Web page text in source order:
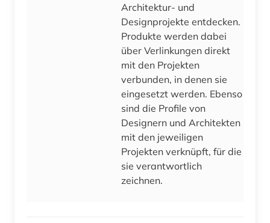
Architektur- und
Designprojekte entdecken.
Produkte werden dabei
über Verlinkungen direkt
mit den Projekten
verbunden, in denen sie
eingesetzt werden. Ebenso
sind die Profile von
Designern und Architekten
mit den jeweiligen
Projekten verknüpft, für die
sie verantwortlich
zeichnen.